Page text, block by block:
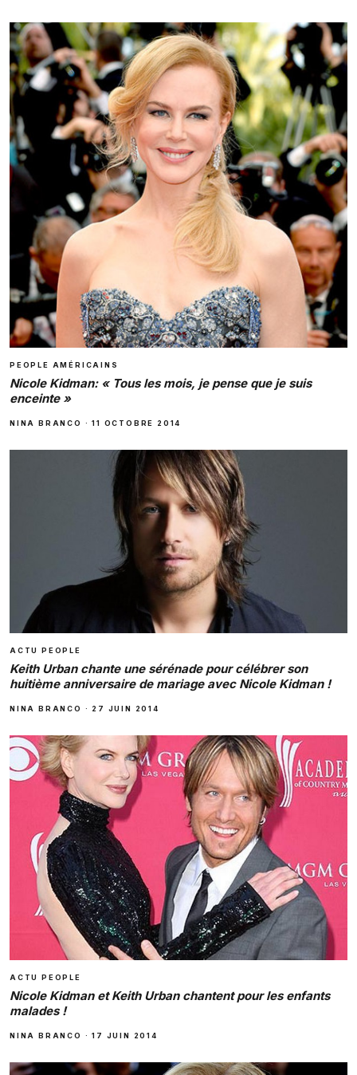
PEOPLE AMÉRICAINS
Nicole Kidman: « Tous les mois, je pense que je suis
enceinte »
NINA BRANCO ·11 OCTOBRE 2014
ACTU PEOPLE
Keith Urban chante une sérénade pour célébrer son
huitième anniversaire de mariage avec Nicole Kidman !
NINA BRANCO · 27 JUIN 2014
ACTU PEOPLE
Nicole Kidman et Keith Urban chantent pour les enfants
malades !
NINA BRANCO ·17 JUIN 2014